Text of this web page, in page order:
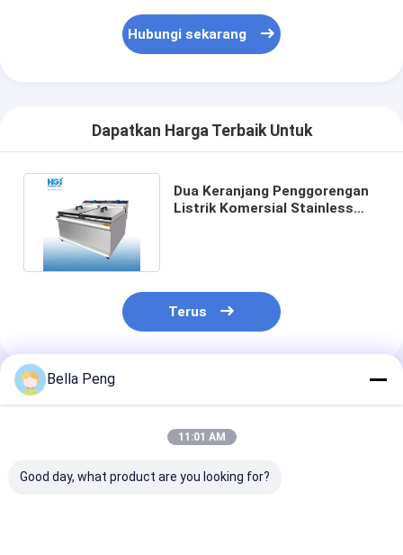
Hubungi sekarang
Dapatkan Harga Terbaik Untuk
Dua Keranjang Penggorengan
Listrik Komersial Stainless
Terus
Rekomendasi Produk
Bella Peng
11:01 AM
Good day, what product are you looking for?